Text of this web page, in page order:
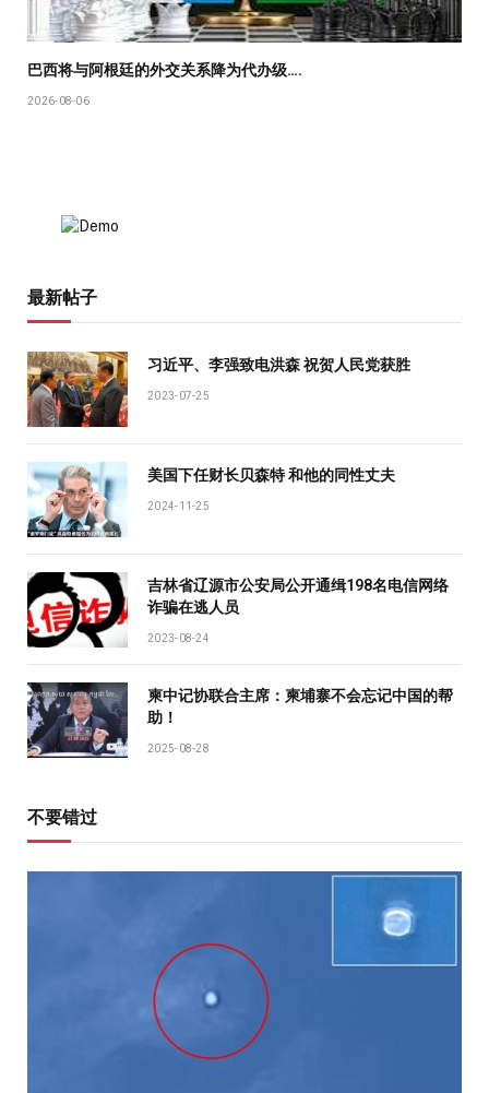
巴西将与阿根廷的外交关系降为代办级….
2026-08-06
最新帖子
习近平、李强致电洪森 祝贺人民党获胜
2023-07-25
美国下任财长贝森特 和他的同性丈夫
2024-11-25
吉林省辽源市公安局公开通缉198名电信网络
诈骗在逃人员
2023-08-24
柬中记协联合主席：柬埔寨不会忘记中国的帮
助！
2025-08-28
不要错过